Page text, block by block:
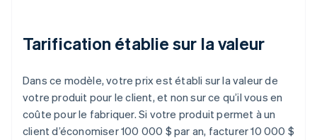
Tarification établie sur la valeur
Dans ce modèle, votre prix est établi sur la valeur de
votre produit pour le client, et non sur ce qu’il vous en
coûte pour le fabriquer. Si votre produit permet à un
client d’économiser 100 000 $ par an, facturer 10 000 $